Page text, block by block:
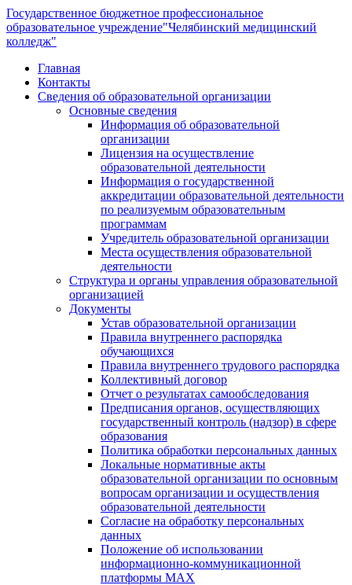
Государственное бюджетное профессиональное
образовательное учреждение"Челябинский медицинский
колледж"
Главная
Контакты
Сведения об образовательной организации
Основные сведения
Информация об образовательной
организации
Лицензия на осуществление
образовательной деятельности
Информация о государственной
аккредитации образовательной деятельности
по реализуемым образовательным
программам
Учредитель образовательной организации
Места осуществления образовательной
деятельности
Структура и органы управления образовательной
организацией
Документы
Устав образовательной организации
Правила внутреннего распорядка
обучающихся
Правила внутреннего трудового распорядка
Коллективный договор
Отчет о результатах самообследования
Предписания органов, осуществляющих
государственный контроль (надзор) в сфере
образования
Политика обработки персональных данных
Локальные нормативные акты
образовательной организации по основным
вопросам организации и осуществления
образовательной деятельности
Согласие на обработку персональных
данных
Положение об использовании
информационно-коммуникационной
платформы MAX